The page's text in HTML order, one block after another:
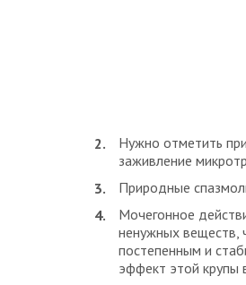
Нужно отметить
заживление
Природные
Мочегонное
ненужных веществ,
постепенным и
эффект этой крупы